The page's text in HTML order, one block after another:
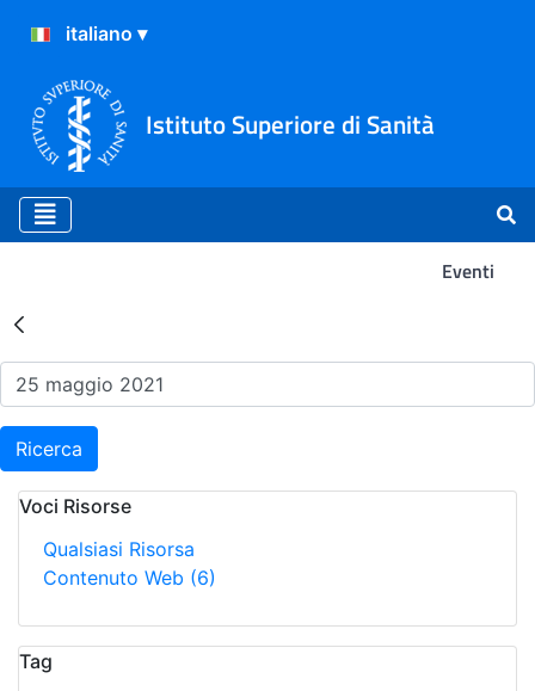
Istituto Superiore di Sanità
Eventi
Risultati della Ricerca -
Ricerca
Voci Risorse
Qualsiasi Risorsa
Contenuto Web (6)
Tag